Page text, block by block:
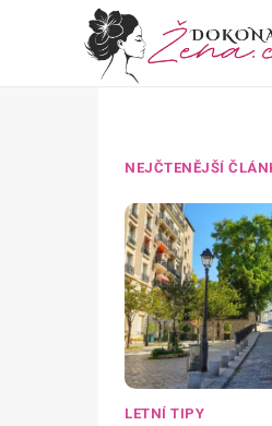
NEJČTENĚJŠÍ
LETNÍ TIPY